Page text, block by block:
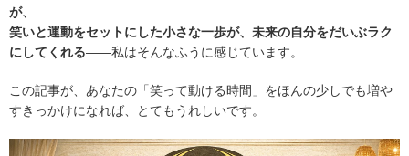
が、
笑いと運動をセットにした小さな一歩が、未来の自分をだいぶラク
にしてくれる――私はそんなふうに感じています。
この記事が、あなたの「笑って動ける時間」をほんの少しでも増や
すきっかけになれば、とてもうれしいです。